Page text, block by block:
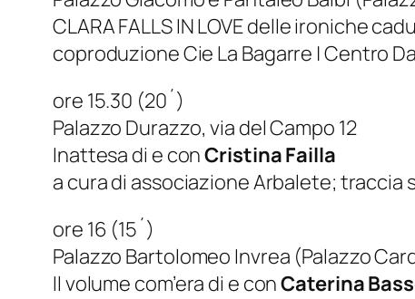
CLARA FALLS IN LOVE delle ironiche
coproduzione Cie La Bagarre | Centro
ore 15.30 (20´)
Palazzo Durazzo, via del Campo 12
Inattesa di e conCristina Failla
a cura di associazione Arbalete; traccia
ore 16 (15´)
Palazzo Bartolomeo Invrea (Palazzo
Il volume com’era di e conCaterina